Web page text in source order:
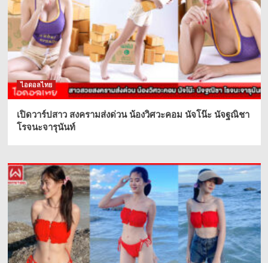
ไอดอลไทย
เปิดวาร์ปสาว สงครามส่งด่วน น้องวิศวะคอม นัจโน๊ะ นัจฐณิชา
โรจนะจารุนันท์